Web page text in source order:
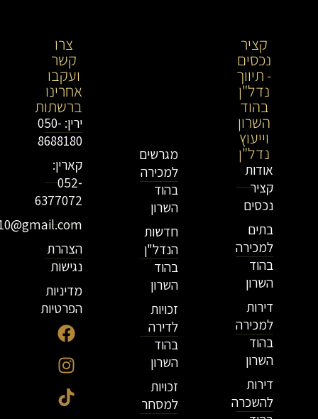
קציר
נכסים
- תיווך
נדל"ן
בהוד
השרון
וייעוץ
נדל"ן
אודות
קציר
נכסים
בתים
למכירה
בהוד
השרון
דירות
למכירה
בהוד
השרון
דירות
להשכרה
מגרשים
למכירה
בהוד
השרון
חדשות
הנדל"ן
בהוד
השרון
זכויות
לדירה
בהוד
השרון
זכויות
למסחר
צרו
קשר
ועקבו
אחרינו
ברשתות
ירין: 050-
8688180
קארין:
052-
6377072
הצהרת
נגישות
מדיניות
הפרטיות